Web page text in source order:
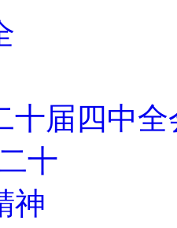
十届四中全